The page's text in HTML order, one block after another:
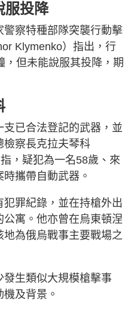
服投降
察特種部隊突襲行動擊
Klymenko）指出，行
，但未能說服其投降，期
已合法登記的武器，並
檢察長克拉夫琴科
，疑犯為一名58歲、來
攜帶自動武器。
罪紀錄，並在持槍外出
寓。他亦曾在烏東頓涅
為俄烏戰事主要戰場之
生類似大規模槍擊事
及背景。